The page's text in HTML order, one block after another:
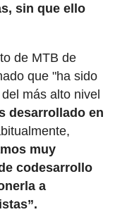
sin que ello
de MTB de
que "ha sido
más alto nivel
desarrollado en
muy
codesarrollo
a